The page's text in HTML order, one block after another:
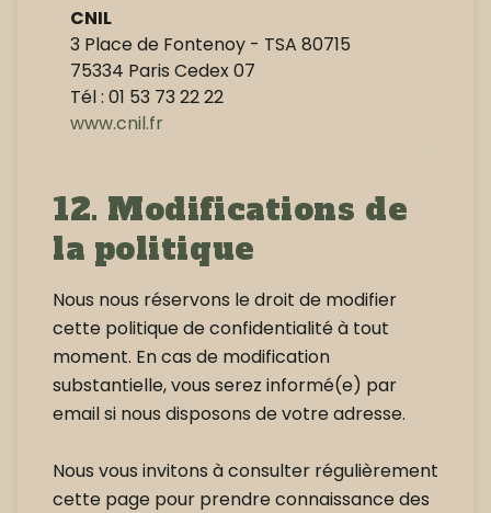
CNIL
3 Place de Fontenoy - TSA 80715
75334 Paris Cedex 07
Tél : 01 53 73 22 22
www.cnil.fr
12. Modifications de
la politique
Nous nous réservons le droit de modifier
cette politique de confidentialité à tout
moment. En cas de modification
substantielle, vous serez informé(e) par
email si nous disposons de votre adresse.
Nous vous invitons à consulter régulièrement
cette page pour prendre connaissance des